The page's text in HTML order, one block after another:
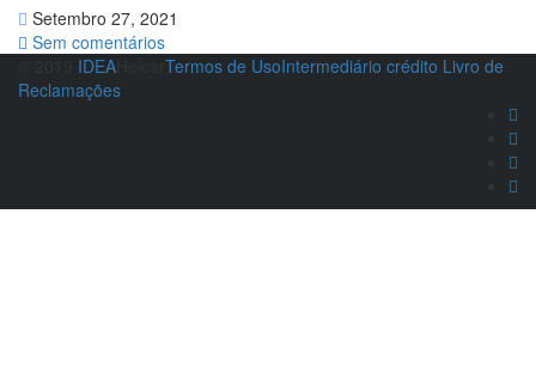
Setembro 27, 2021
Sem comentários
IDEA Termos de UsoIntermediário crédito Livro de
Reclamações